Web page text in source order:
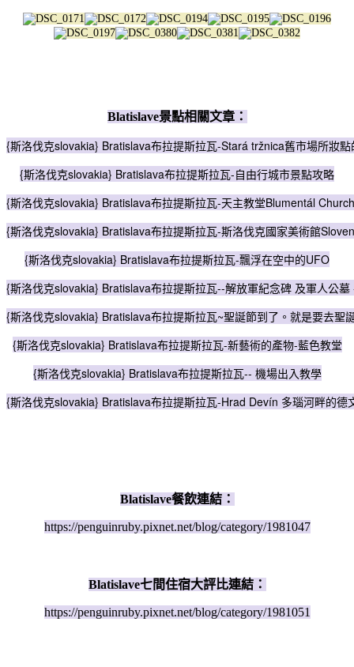
Blatislave景點相關文章：
{斯洛伐克slovakia} Bratislava布拉提斯拉瓦-Stará tržnica舊市場所妝
{斯洛伐克slovakia} Bratislava布拉提斯拉瓦-自由行城市景點攻略
{斯洛伐克slovakia} Bratislava布拉提斯拉瓦-天主教堂Blumentál Church
{斯洛伐克slovakia} Bratislava布拉提斯拉瓦-斯洛伐克國家美術館
{斯洛伐克slovakia} Bratislava布拉提斯拉瓦-飄浮在空中的UFO
{斯洛伐克slovakia} Bratislava布拉提斯拉瓦--解放軍紀念碑 及軍人公墓
{斯洛伐克slovakia} Bratislava布拉提斯拉瓦~聖誕節到了。就是要去聖
{斯洛伐克slovakia} Bratislava布拉提斯拉瓦-新藝術的產物-藍色教堂
{斯洛伐克slovakia} Bratislava布拉提斯拉瓦-- 機場出入教學
{斯洛伐克slovakia} Bratislava布拉提斯拉瓦-Hrad Devín 多瑙河畔的德
Blatislave餐飲連結：
https://penguinruby.pixnet.net/blog/category/1981047
Blatislave七間住宿大評比連結：
https://penguinruby.pixnet.net/blog/category/1981051